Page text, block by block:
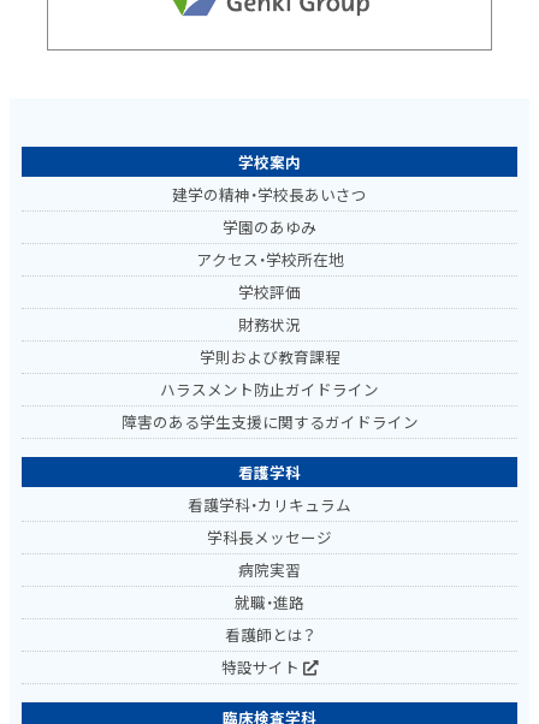
学校案内
建学の精神・学校長あいさつ
学園のあゆみ
アクセス・学校所在地
学校評価
財務状況
学則および教育課程
ハラスメント防止ガイドライン
障害のある学生支援に関するガイドライン
看護学科
看護学科・カリキュラム
学科長メッセージ
病院実習
就職・進路
看護師とは？
特設サイト
臨床検査学科